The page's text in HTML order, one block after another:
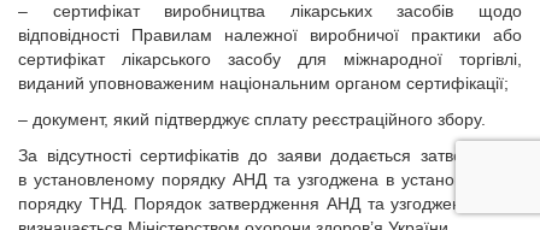
– сертифікат виробництва лікарських засобів щодо
відповідності Правилам належної виробничої практики або
сертифікат лікарського засобу для міжнародної торгівлі,
виданий уповноваженим національним органом сертифікації;
– документ, який підтверджує сплату реєстраційного збору.
За відсутності сертифікатів до заяви додається затверджена
в установленому порядку АНД та узгоджена в установленому
порядку ТНД. Порядок затвердження АНД та узгодження ТНД